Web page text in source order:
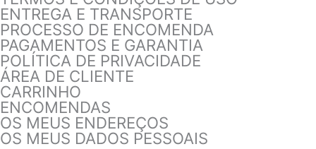
ENTREGA E TRANSPORTE
PROCESSO DE ENCOMENDA
PAGAMENTOS E GARANTIA
POLÍTICA DE PRIVACIDADE
ÁREA DE CLIENTE
CARRINHO
ENCOMENDAS
OS MEUS ENDEREÇOS
OS MEUS DADOS PESSOAIS